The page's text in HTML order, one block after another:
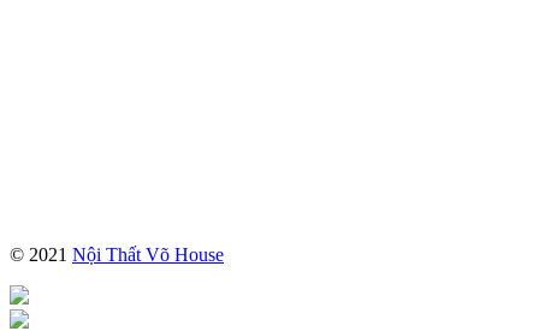
© 2021 Nội Thất Võ House